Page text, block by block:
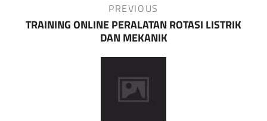
Post
PREVIOUS
TRAINING ONLINE PERALATAN ROTASI LISTRIK
DAN MEKANIK